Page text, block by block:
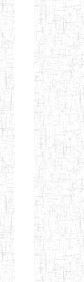
Afficher
Début
13
ENIEG
LAIQUE
PEKEKUE